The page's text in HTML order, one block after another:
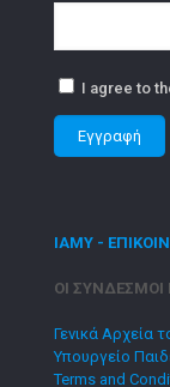
I agree to
ΙΑΜΥ -
ΟΙ
Γενικά Αρχεία
Υπουργείο
Terms and